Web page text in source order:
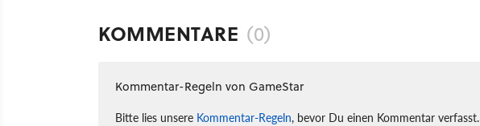
KOMMENTARE (0)
Kommentar-Regeln von GameStar
Bitte lies unsere Kommentar-Regeln, bevor Du einen Kommentar verfasst.